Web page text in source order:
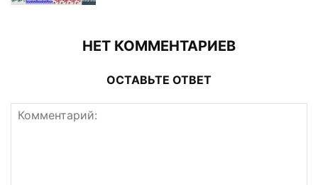
НЕТ КОММЕНТАРИЕВ
ОСТАВЬТЕ ОТВЕТ